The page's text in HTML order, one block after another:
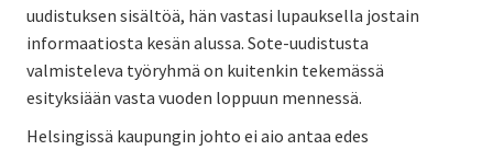
uudistuksen sisältöä, hän vastasi lupauksella jostain
informaatiosta kesän alussa. Sote-uudistusta
valmisteleva työryhmä on kuitenkin tekemässä
esityksiään vasta vuoden loppuun mennessä.
Helsingissä kaupungin johto ei aio antaa edes